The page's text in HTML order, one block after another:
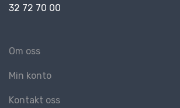
32 72 70 00
Om oss
Min konto
Kontakt oss